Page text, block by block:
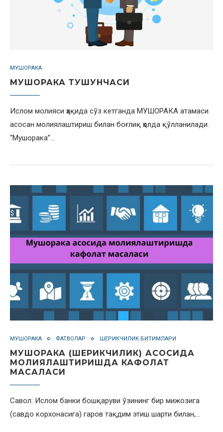
МУШОРАКА
МУШОРАКА ТУШУНЧАСИ
Ислом молияси ҳақида сўз кетганда МУШОРАКА атамаси
асосан молиялаштириш билан боғлиқ ҳолда қўлланилади.
“Мушорака”…
МУШОРАКА ФАТВОЛАР ШЕРИКЧИЛИК БИТИМЛАРИ
МУШОРАКА (ШЕРИКЧИЛИК) АСОСИДА
МОЛИЯЛАШТИРИШДА КАФОЛАТ
МАСАЛАСИ
Савол: Ислом банки бошқаруви ўзининг бир мижозига
(савдо корхонасига) гаров тақдим этиш шарти билан,…